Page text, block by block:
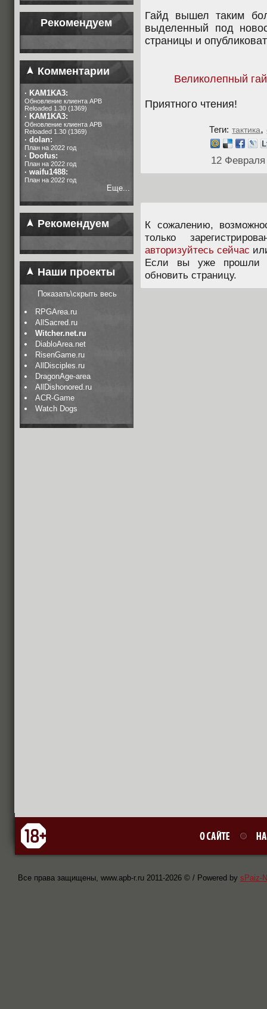
Рекомендуем
Комментарии
· KAM1KA3:
Обновление клиента APB
Reloaded 1.30 (1369)
· KAM1KA3:
Обновление клиента APB
Reloaded 1.30 (1369)
· dolan:
План на 2022 год
· Doofus:
План на 2022 год
· waifu1488:
План на 2022 год
Еще...
Рекомендуем
Наши проекты
Показать\скрыть весь
RPGArea.ru
AllSacred.ru
Witcher.net.ru
DiabloArea.net
RisenGame.ru
AllDisciples.ru
DragonAge-area
AllDishonored.ru
ACR-Game
Watch Dogs
Гайд вышел таким
выделенный под
страницы и
Великолепный
Приятного чтения!
Теги: тактика,
12
К сожалению,
только
авторизуйтесь сейчас
Если вы уже прошли
обновить страницу.
Все права защищены, www.apb-r.ru 2011-2026 © / Powered by sPaiz-